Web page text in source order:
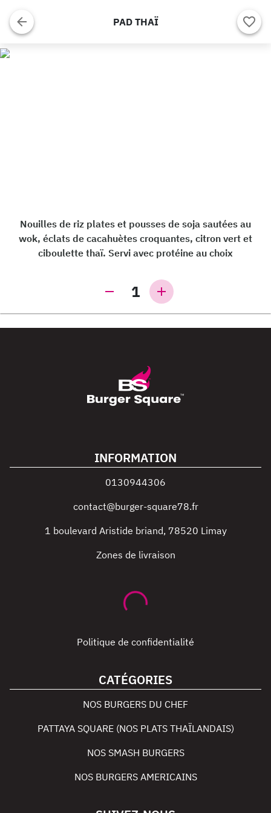
PAD THAÏ
Nouilles de riz plates et pousses de soja sautées au
wok, éclats de cacahuètes croquantes, citron vert et
ciboulette thaï. Servi avec protéine au choix
1
INFORMATION
0130944306
contact@burger-square78.fr
1 boulevard Aristide briand, 78520 Limay
Zones de livraison
Politique de confidentialité
CATÉGORIES
NOS BURGERS DU CHEF
PATTAYA SQUARE (NOS PLATS THAÏLANDAIS)
NOS SMASH BURGERS
NOS BURGERS AMERICAINS